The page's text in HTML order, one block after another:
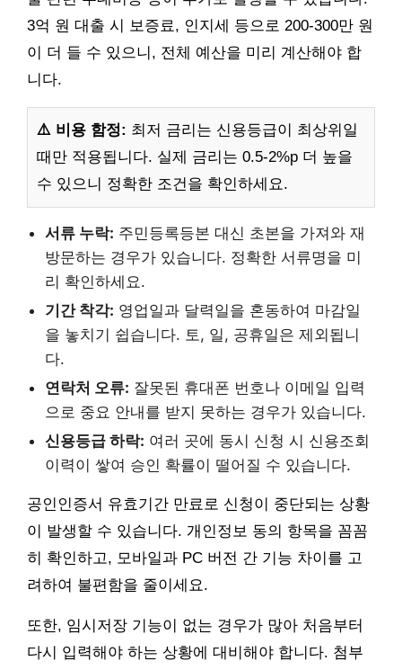
3억 원 대출 시 보증료, 인지세 등으로 200-300만 원
이 더 들 수 있으니, 전체 예산을 미리 계산해야 합
니다.
⚠️ 비용 함정: 최저 금리는 신용등급이 최상위일
때만 적용됩니다. 실제 금리는 0.5-2%p 더 높을
수 있으니 정확한 조건을 확인하세요.
서류 누락: 주민등록등본 대신 초본을 가져와 재
방문하는 경우가 있습니다. 정확한 서류명을 미
리 확인하세요.
기간 착각: 영업일과 달력일을 혼동하여 마감일
을 놓치기 쉽습니다. 토, 일, 공휴일은 제외됩니
다.
연락처 오류: 잘못된 휴대폰 번호나 이메일 입력
으로 중요 안내를 받지 못하는 경우가 있습니다.
신용등급 하락: 여러 곳에 동시 신청 시 신용조회
이력이 쌓여 승인 확률이 떨어질 수 있습니다.
공인인증서 유효기간 만료로 신청이 중단되는 상황
이 발생할 수 있습니다. 개인정보 동의 항목을 꼼꼼
히 확인하고, 모바일과 PC 버전 간 기능 차이를 고
려하여 불편함을 줄이세요.
또한, 임시저장 기능이 없는 경우가 많아 처음부터
다시 입력해야 하는 상황에 대비해야 합니다. 첨부